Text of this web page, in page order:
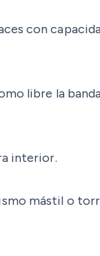
con
libre la
interior.
mástil o